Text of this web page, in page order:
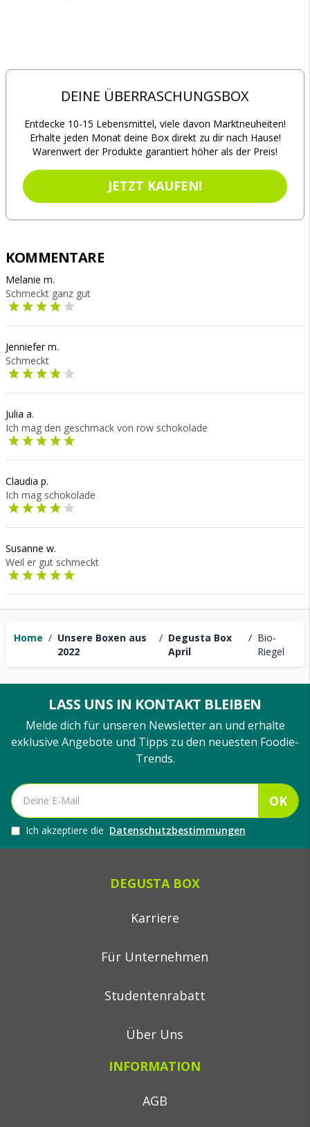
Home / Unsere Boxen aus
2022
/ Degusta Box
April
/ Bio-
Riegel
DEINE ÜBERRASCHUNGSBOX
Entdecke 10-15 Lebensmittel, viele davon Marktneuheiten!
Erhalte jeden Monat deine Box direkt zu dir nach Hause!
Warenwert der Produkte garantiert höher als der Preis!
JETZT KAUFEN!
KOMMENTARE
Melanie m.
Schmeckt ganz gut
Jenniefer m.
Schmeckt
Julia a.
Ich mag den geschmack von row schokolade
Claudia p.
Ich mag schokolade
Susanne w.
Weil er gut schmeckt
LASS UNS IN KONTAKT BLEIBEN
Melde dich für unseren Newsletter an und erhalte
exklusive Angebote und Tipps zu den neuesten Foodie-
Trends.
OK
Ich akzeptiere die Datenschutzbestimmungen
DEGUSTA BOX
Karriere
Für Unternehmen
Studentenrabatt
Über Uns
INFORMATION
AGB